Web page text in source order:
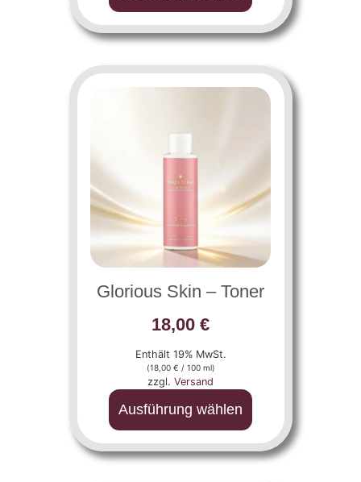
Glorious Skin – Toner
18,00 €
Enthält 19% MwSt.
(18,00 € / 100 ml)
zzgl. Versand
Ausführung wählen